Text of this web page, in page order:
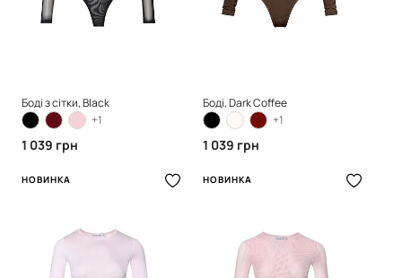
Боді з сітки, Black
+1
1 039 грн
Боді, Dark Coffee
+1
1 039 грн
НОВИНКА НОВИНКА